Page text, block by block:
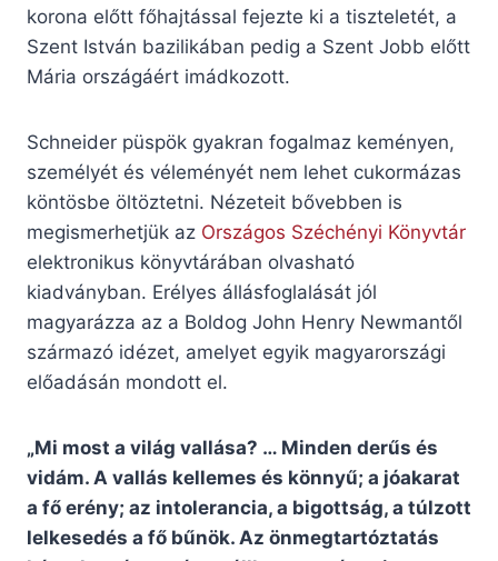
korona előtt főhajtással fejezte ki a tiszteletét, a
Szent István bazilikában pedig a Szent Jobb előtt
Mária országáért imádkozott.
Schneider püspök gyakran fogalmaz keményen,
személyét és véleményét nem lehet cukormázas
köntösbe öltöztetni. Nézeteit bővebben is
megismerhetjük az Országos Széchényi Könyvtár
elektronikus könyvtárában olvasható
kiadványban. Erélyes állásfoglalását jól
magyarázza az a Boldog John Henry Newmantől
származó idézet, amelyet egyik magyarországi
előadásán mondott el.
„Mi most a világ vallása? … Minden derűs és
vidám. A vallás kellemes és könnyű; a jóakarat
a fő erény; az intolerancia, a bigottság, a túlzott
lelkesedés a fő bűnök. Az önmegtartóztatás